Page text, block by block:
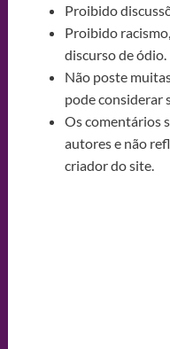
Proibido
Proibido
discurso de ódio.
Não poste
pode considerar
Os comentários
autores e não
criador do site.